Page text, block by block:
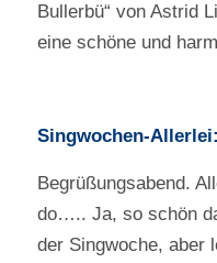
Bullerbü“ von Astrid
eine schöne und
Singwochen-Allerlei:
Begrüßungsabend.
do….. Ja, so schön
der Singwoche, aber